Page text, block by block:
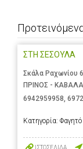
ΣΤΗ ΣΕΣΟΥΛΑ
Σκάλα Ραχωνίου
ΠΡΙΝΟΣ -
6942959958,
Κατηγορία:
ΙΣΤΟΣΕΛΙΔΑ